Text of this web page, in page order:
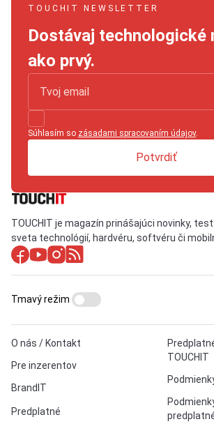
TOUCHIT NEWSLETTER
Dostávaj technologické
ako prvý.
Súhlasím so zásadami spracovaním údajov.
Potvrdiť
TOUCHIT je magazín prinášajúci novinky,
sveta technológií, hardvéru, softvéru či
O nás / Kontakt
Pre inzerentov
BrandIT
Predplatné
TOUCHIT
Tmavý režim